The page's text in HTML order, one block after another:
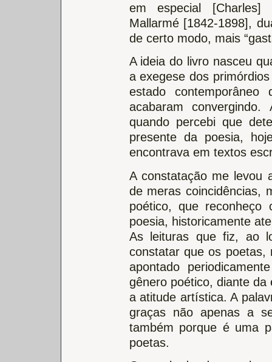
em especial [Charles]
Mallarmé [1842-1898],
de certo modo, mais
A ideia do livro nasceu
a exegese dos
estado
acabaram
quando percebi que
presente da poesia,
encontrava em textos
A constatação me levou
de meras coincidências,
poético, que
poesia, historicamente
As leituras que fiz, ao
constatar que os
apontado
gênero poético, diante da
a atitude artística. A
graças não apenas a
também porque é uma
poetas.